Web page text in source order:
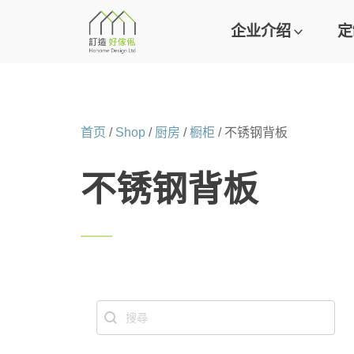
企业介绍
首页 / Shop / 厨房 /橱柜 / 不锈钢背板
不锈钢背板
Search content